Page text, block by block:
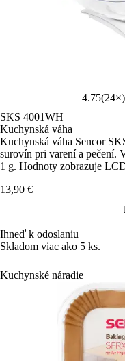
4.75(24×)
SKS 4001WH
Kuchynská váha
Kuchynská váha Sencor
surovín pri varení a pečení.
1 g. Hodnoty zobrazuje
13,90 €
Ihneď k odoslaniu
Skladom viac ako 5 ks.
Kuchynské náradie